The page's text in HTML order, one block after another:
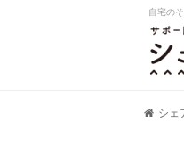
自宅の
シェ